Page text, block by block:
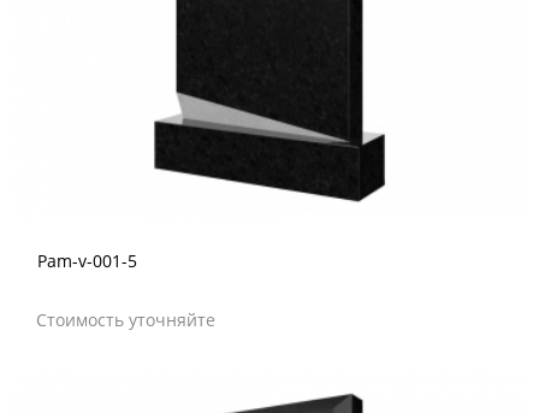
Pam-v-001-5
Стоимость уточняйте